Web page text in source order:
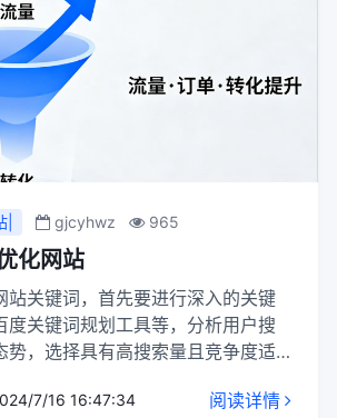
| gjcyhwz 965
化网站
站关键词，首先要进行深入的关键
度关键词规划工具等，分析用户搜
势，选择具有高搜索量且竞争度适
自然融入标题、描述、正文及图片
7/16 16:47:34 阅读详情